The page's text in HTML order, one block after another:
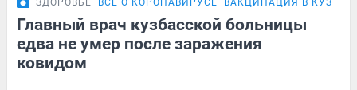
ЗДОРОВЬЕ ВСЁ О КОРОНАВИРУСЕ ВАКЦИНАЦИЯ В
Главный врач кузбасской больницы
едва не умер после заражения
ковидом